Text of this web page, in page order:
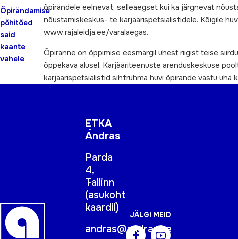
Õpirändamise
põhitõed
said
kaante
vahele
õpirändele eelnevat, selleaegset kui ka järgnevat
nõustamiskeskus- te karjäärispetsialistidele. Kõigile
www.rajaleidja.ee/varalaegas.
Õpiränne on õppimise eesmärgil ühest riigist teise
õppekava alusel. Karjääriteenuste arenduskeskuse
karjäärispetsialistid sihtrühma huvi õpirände vastu üha
ETKA
Andras
Parda
4,
Tallinn
(asukoht
kaardil)
andras@andras.ee
JÄLGI MEID